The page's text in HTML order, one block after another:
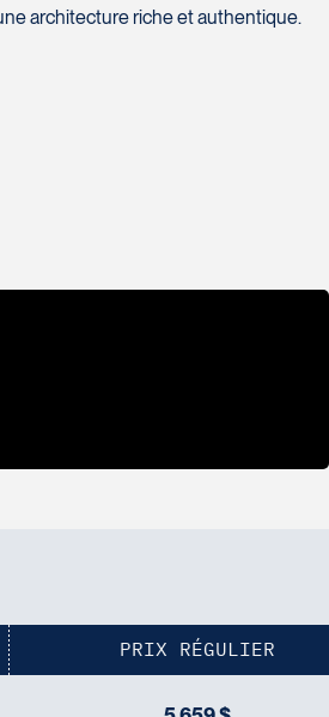
architecture riche et authentique.
PRIX RÉGULIER